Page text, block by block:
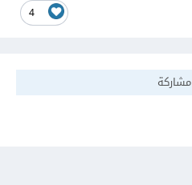
4
مشاركة